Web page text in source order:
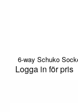
6-way Schuko
Logga in för pris